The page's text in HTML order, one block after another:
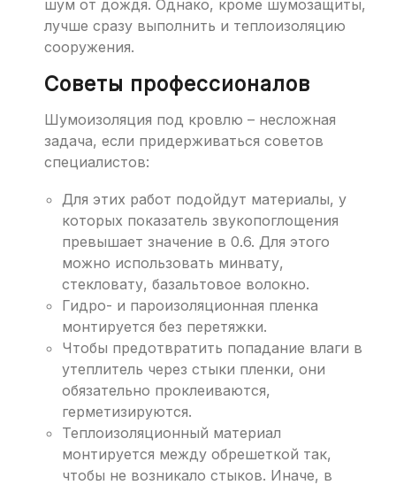
шум от дождя. Однако, кроме шумозащиты,
лучше сразу выполнить и теплоизоляцию
сооружения.
Советы профессионалов
Шумоизоляция под кровлю – несложная
задача, если придерживаться советов
специалистов:
Для этих работ подойдут материалы, у
которых показатель звукопоглощения
превышает значение в 0.6. Для этого
можно использовать минвату,
стекловату, базальтовое волокно.
Гидро- и пароизоляционная пленка
монтируется без перетяжки.
Чтобы предотвратить попадание влаги в
утеплитель через стыки пленки, они
обязательно проклеиваются,
герметизируются.
Теплоизоляционный материал
монтируется между обрешеткой так,
чтобы не возникало стыков. Иначе, в